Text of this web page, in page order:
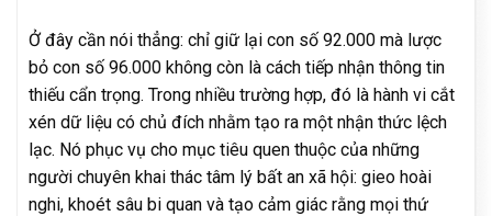
Ở đây cần nói thẳng: chỉ giữ lại con số 92.000 mà lược
bỏ con số 96.000 không còn là cách tiếp nhận thông tin
thiếu cẩn trọng. Trong nhiều trường hợp, đó là hành vi cắt
xén dữ liệu có chủ đích nhằm tạo ra một nhận thức lệch
lạc. Nó phục vụ cho mục tiêu quen thuộc của những
người chuyên khai thác tâm lý bất an xã hội: gieo hoài
nghi, khoét sâu bi quan và tạo cảm giác rằng mọi thứ